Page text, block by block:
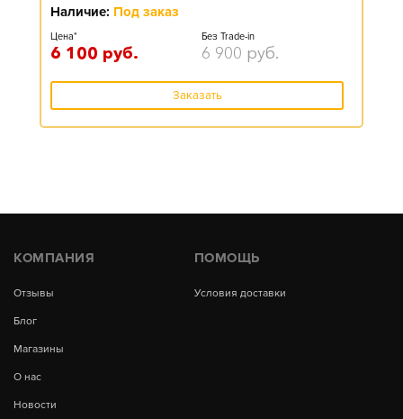
Наличие: Под заказ
Цена*
6 100 руб.
Без Trade-in
6 900 руб.
Заказать
КОМПАНИЯ
Отзывы
Блог
Магазины
О нас
Новости
ПОМОЩЬ
Условия доставки